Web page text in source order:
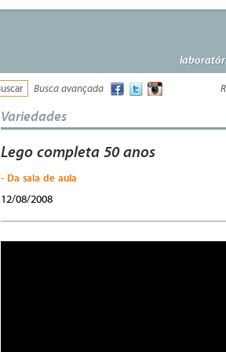
Busca avançada
Variedades
Lego completa 50 anos
- Da sala de aula
12/08/2008